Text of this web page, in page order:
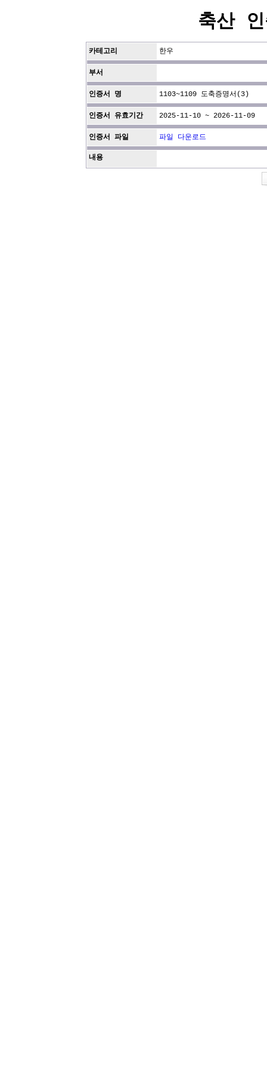
축산
카테고리 한우
부서
인증서 명 1103~1109 도축증명서(3)
인증서 유효기간 2025-11-10 ~ 2026-11-09
인증서 파일 파일 다운로드
내용